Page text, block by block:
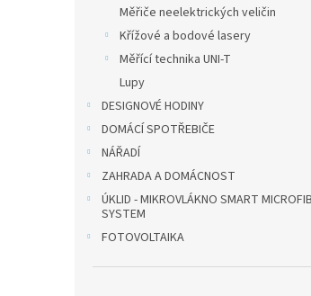
Měřiče neelektrických veličin
Křížové a bodové lasery
Měřící technika UNI-T
Lupy
DESIGNOVÉ HODINY
DOMÁCÍ SPOTŘEBIČE
NÁŘADÍ
ZAHRADA A DOMÁCNOST
ÚKLID - MIKROVLÁKNO SMART
SYSTEM
FOTOVOLTAIKA